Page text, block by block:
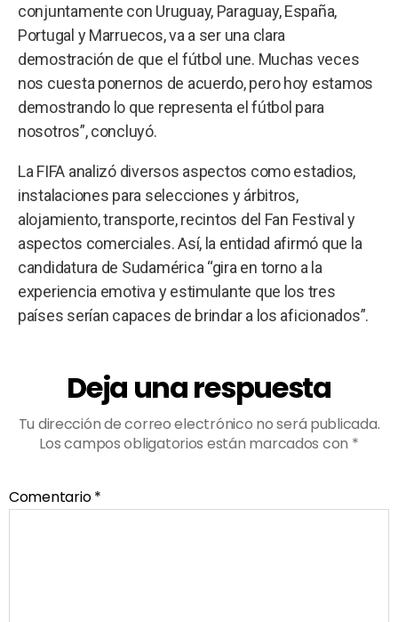
conjuntamente con Uruguay, Paraguay, España,
Portugal y Marruecos, va a ser una clara
demostración de que el fútbol une. Muchas veces
nos cuesta ponernos de acuerdo, pero hoy estamos
demostrando lo que representa el fútbol para
nosotros”, concluyó.
La FIFA analizó diversos aspectos como estadios,
instalaciones para selecciones y árbitros,
alojamiento, transporte, recintos del Fan Festival y
aspectos comerciales. Así, la entidad afirmó que la
candidatura de Sudamérica “gira en torno a la
experiencia emotiva y estimulante que los tres
países serían capaces de brindar a los aficionados”.
Deja una respuesta
Tu dirección de correo electrónico no será publicada.
Los campos obligatorios están marcados con *
Comentario*